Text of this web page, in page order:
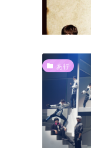
あ行